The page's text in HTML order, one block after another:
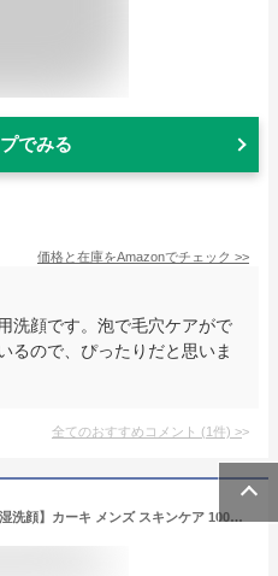
でみる
価格と在庫をAmazonでチェック >>
洗顔です。泡で毛穴ケアがで
るので、ぴったりだと思いま
全てのおすすめコメント (1件) >
【洗いあがりつっぱらない保湿洗顔】カーキ メンズ スキンケア 100g 洗顔料 しっとり ツルツル 毛穴 黒ずみ 角質 肌荒れ ニキビ 乾燥 皮脂汚れ 洗顔フォーム きめ細かな泡 ／ モイスチャーフェイスウォッシュ 100g